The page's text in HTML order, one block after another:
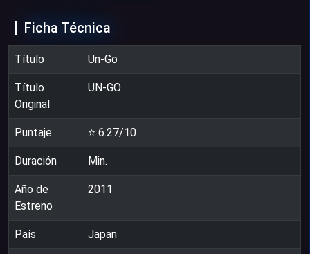
Ficha Técnica
Título Un-Go
Título
Original
UN-GO
Puntaje ⭐ 6.27/10
Duración Min.
Año de
Estreno
2011
País Japan